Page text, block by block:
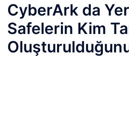
CyberArk da
Safelerin Kim